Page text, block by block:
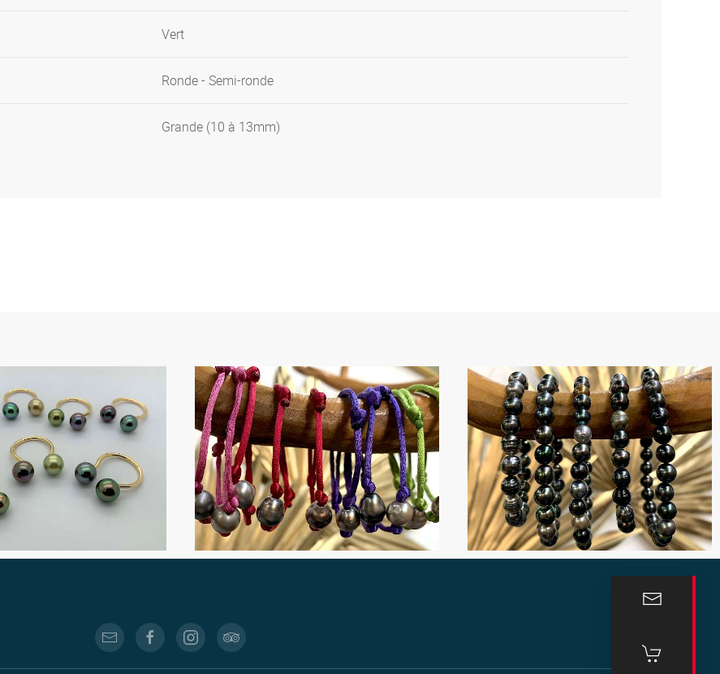
Vert
Ronde - Semi-ronde
Grande (10 à 13mm)